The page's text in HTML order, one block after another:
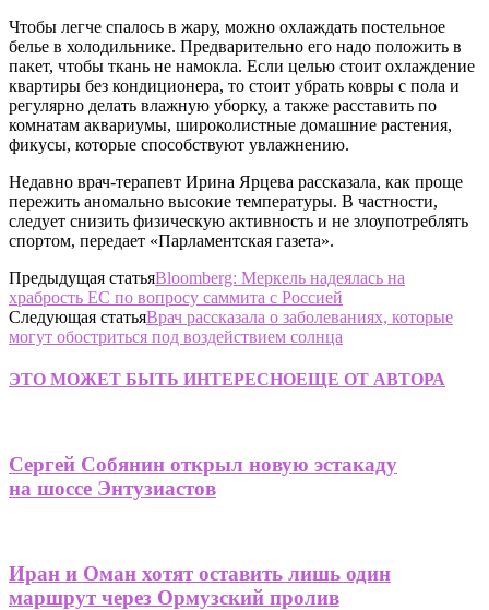
Чтобы легче спалось в жару, можно охлаждать постельное
белье в холодильнике. Предварительно его надо положить в
пакет, чтобы ткань не намокла. Если целью стоит охлаждение
квартиры без кондиционера, то стоит убрать ковры с пола и
регулярно делать влажную уборку, а также расставить по
комнатам аквариумы, широколистные домашние растения,
фикусы, которые способствуют увлажнению.
Недавно врач-терапевт Ирина Ярцева рассказала, как проще
пережить аномально высокие температуры. В частности,
следует снизить физическую активность и не злоупотреблять
спортом, передает «Парламентская газета».
Предыдущая статьяBloomberg: Меркель надеялась на
храбрость ЕС по вопросу саммита с Россией
Следующая статьяВрач рассказала о заболеваниях, которые
могут обостриться под воздействием солнца
ЭТО МОЖЕТ БЫТЬ ИНТЕРЕСНОЕЩЕ ОТ АВТОРА
Сергей Собянин открыл новую эстакаду
на шоссе Энтузиастов
Иран и Оман хотят оставить лишь один
маршрут через Ормузский пролив